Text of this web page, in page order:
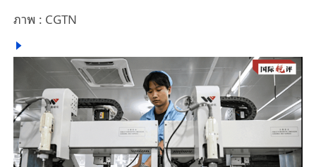
ภาพ : CGTN